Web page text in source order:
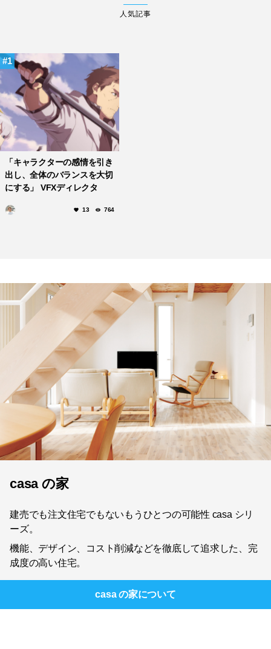
人気記事
1
「キャラクターの感情を引き
出し、全体のバランスを大切
にする」 VFXディレクタ
さん
13 764
casa の家
建売でも注文住宅でもないもうひとつの可能性 casa シリ
ーズ。
機能、デザイン、コスト削減などを徹底して追求した、完
成度の高い住宅。
casa の家について